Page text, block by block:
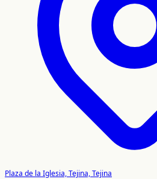
Plaza de la Iglesia, Tejina, Tejina